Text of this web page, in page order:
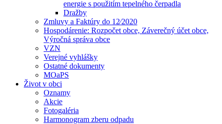
energie s použitím tepelného čerpadla
Dražby
Zmluvy a Faktúry do 12⁄2020
Hospodárenie: Rozpočet obce, Záverečný účet obce,
Výročná správa obce
VZN
Verejné vyhlášky
Ostatné dokumenty
MOaPS
Život v obci
Oznamy
Akcie
Fotogaléria
Harmonogram zberu odpadu